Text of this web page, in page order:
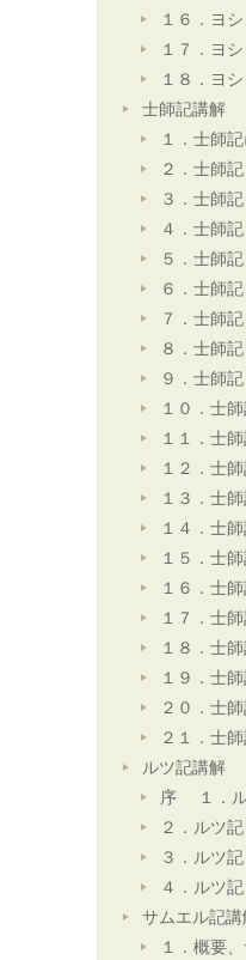
１６．ヨ
１７．ヨ
１８．ヨ
士師記講解
１．士師
２．士師
３．士師
４．士師
５．士師
６．士師
７．士師
８．士師
９．士師
１０．士
１１．士
１２．士
１３．士
１４．士
１５．士
１６．士
１７．士
１８．士
１９．士
２０．士
２１．士
ルツ記講解
序 １．ル
２．ルツ
３．ルツ
４．ルツ
サムエル記講
１．概要